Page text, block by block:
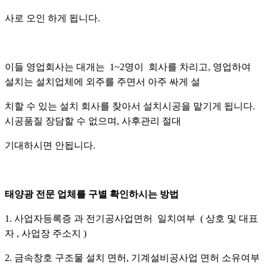
사로 오인 하게 됩니다.
이들 영업회사는 대개는 1~2명이 회사를 차리고, 영업하여
설치는 설치업체에 외주를 주면서 아주 싸게 설
치할 수 있는 설치 회사를 찾아서 설치시공을 맡기게 됩니다.
시공품질 장담할 수 없으며, 사후관리 절대
기대하시면 안됩니다.
태양광 전문 업체를 구별 확인하시는 방법
1. 사업자등록증 과 전기공사업면허 일치여부 ( 상호 및 대표
자 , 사업장 주소지 )
2. 금속창호 구조물 설치 면허, 기계설비공사업 면허 소유여부